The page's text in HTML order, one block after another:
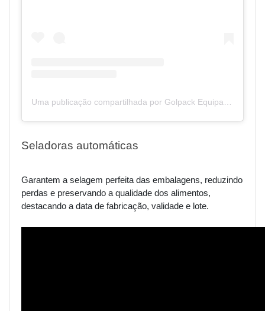
Uma publicação compartilhada por Golpack Equipamentos | Empacotadora | Dosadoras | Seladoras (@golpack_equipamentos)
Seladoras automáticas
Garantem a selagem perfeita das embalagens, reduzindo
perdas e preservando a qualidade dos alimentos,
destacando a data de fabricação, validade e lote.